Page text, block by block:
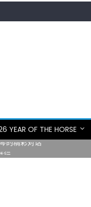
YEAR OF THE HORSE
日三十周年特别报道（五）
的精彩对话
行